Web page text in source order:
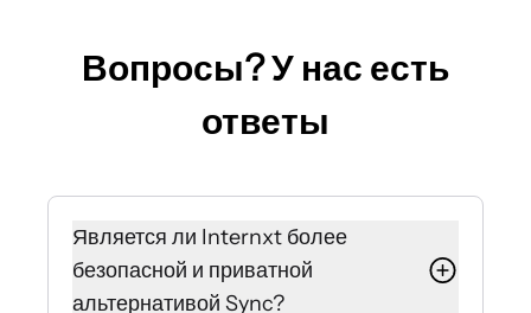
Вопросы? У нас есть
ответы
Является ли Internxt более
безопасной и приватной
альтернативой Sync?